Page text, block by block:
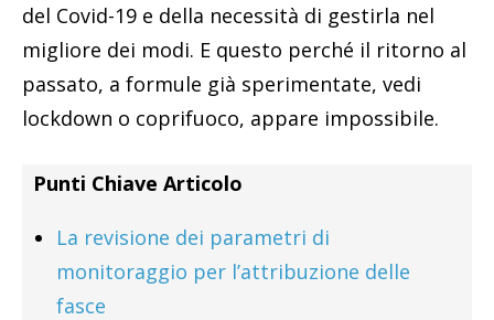
del Covid-19 e della necessità di gestirla nel
migliore dei modi. E questo perché il ritorno al
passato, a formule già sperimentate, vedi
lockdown o coprifuoco, appare impossibile.
Punti Chiave Articolo
La revisione dei parametri di
monitoraggio per l’attribuzione delle
fasce